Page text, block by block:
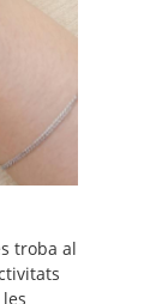
troba al